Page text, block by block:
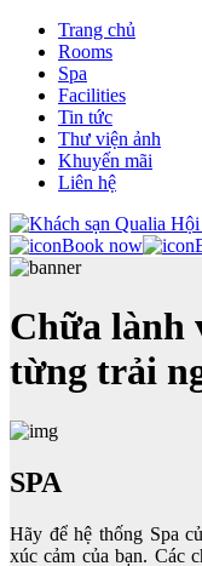
Trang chủ
Rooms
Spa
Facilities
Tin tức
Thư viện ảnh
Khuyến mãi
Liên hệ
Book now
Chữa lành
từng trải
SPA
Hãy để hệ thống Spa
xúc cảm của bạn. Các